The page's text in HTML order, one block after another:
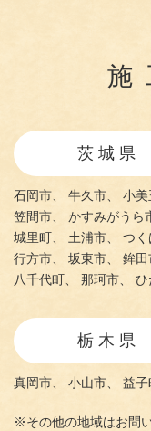
施
茨城県
石岡市、 牛久市、 小美
笠間市、
かすみがうら
城里町、
土浦市、 つく
行方市、
坂東市、 鉾田
八千代町、
那珂市、 ひ
栃木県
真岡市、 小山市、 益子
※その他の地域はお問